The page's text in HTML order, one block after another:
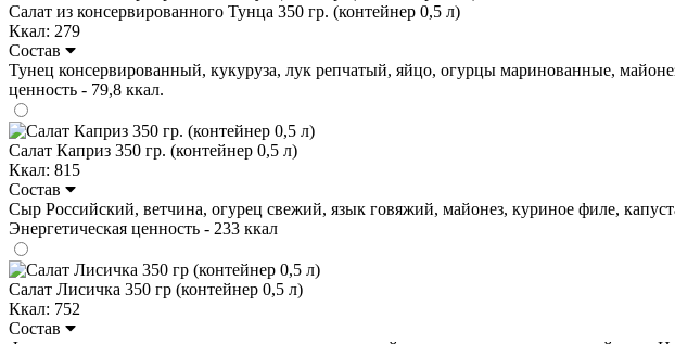
Салат из консервированного Тунца 350 гр. (контейнер 0,5 л)
Ккал: 279
Состав
Тунец консервированный, кукуруза, лук репчатый, яйцо, огурцы маринованные,
ценность - 79,8 ккал.
Салат Каприз 350 гр. (контейнер 0,5 л)
Ккал: 815
Состав
Сыр Российский, ветчина, огурец свежий, язык говяжий, майонез, куриное филе,
Энергетическая ценность - 233 ккал
Салат Лисичка 350 гр (контейнер 0,5 л)
Ккал: 752
Состав